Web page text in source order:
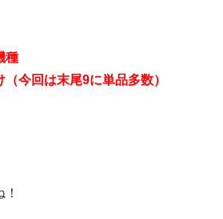
種
（今回は末尾9に単品多数）